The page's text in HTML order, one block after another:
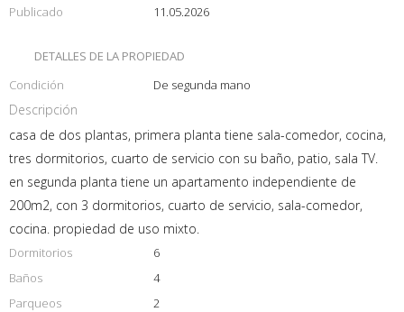
Publicado
11.05.2026
DETALLES DE LA PROPIEDAD
Condición
De segunda mano
Descripción
casa de dos plantas, primera planta tiene sala-comedor, cocina,
tres dormitorios, cuarto de servicio con su baño, patio, sala TV.
en segunda planta tiene un apartamento independiente de
200m2, con 3 dormitorios, cuarto de servicio, sala-comedor,
cocina. propiedad de uso mixto.
Dormitorios
6
Baños
4
Parqueos
2